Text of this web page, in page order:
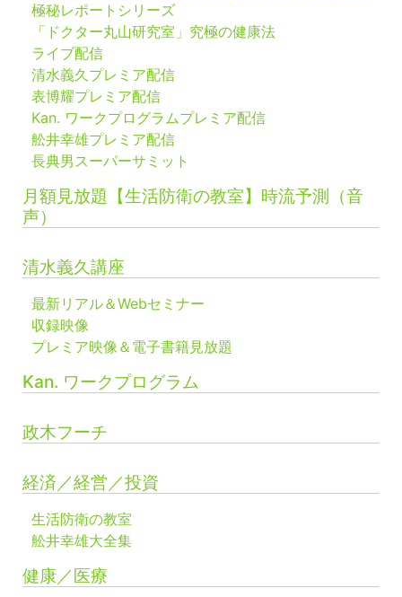
極秘レポートシリーズ
「ドクター丸山研究室」究極の健康法
ライブ配信
清水義久プレミア配信
表博耀プレミア配信
Kan. ワークプログラムプレミア配信
舩井幸雄プレミア配信
長典男スーパーサミット
月額見放題【生活防衛の教室】時流予測（音
声）
清水義久講座
最新リアル＆Webセミナー
収録映像
プレミア映像＆電子書籍見放題
Kan. ワークプログラム
政木フーチ
経済／経営／投資
生活防衛の教室
舩井幸雄大全集
健康／医療